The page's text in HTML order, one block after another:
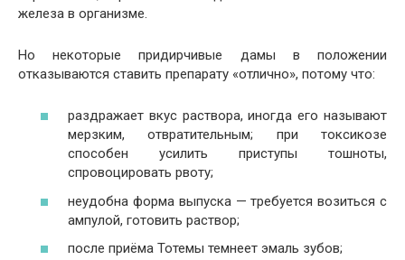
железа в организме.
Но некоторые придирчивые дамы в положении
отказываются ставить препарату «отлично», потому что:
раздражает вкус раствора, иногда его называют
мерзким, отвратительным; при токсикозе
способен усилить приступы тошноты,
спровоцировать рвоту;
неудобна форма выпуска — требуется возиться с
ампулой, готовить раствор;
после приёма Тотемы темнеет эмаль зубов;